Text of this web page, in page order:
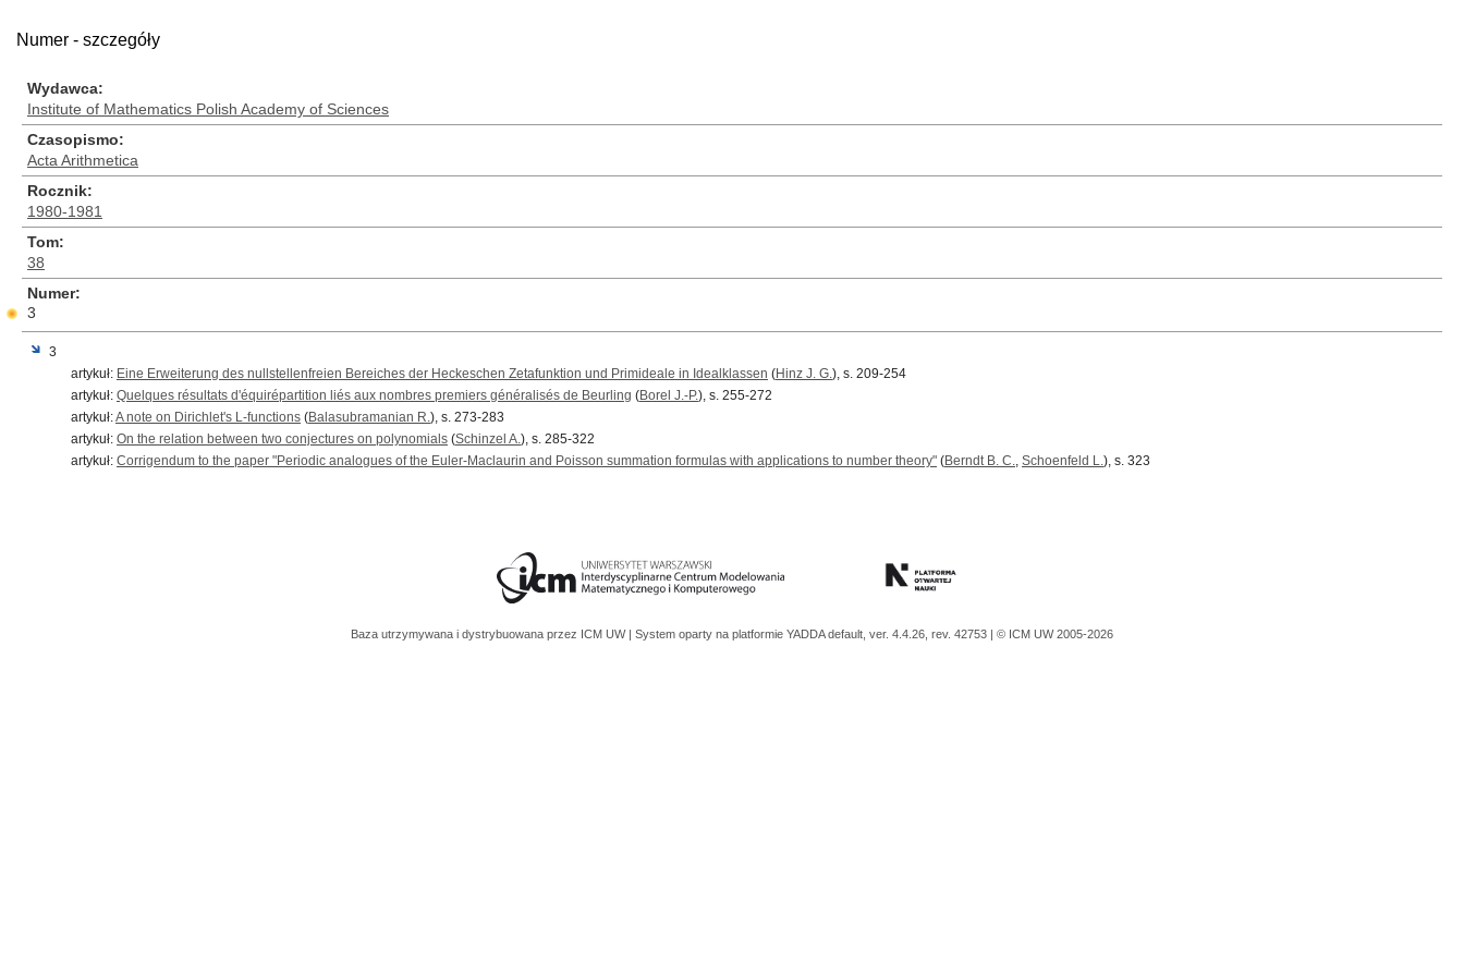
Numer - szczegóły
Wydawca
Institute of Mathematics Polish Academy of Sciences
Czasopismo
Acta Arithmetica
Rocznik
1980-1981
Tom
38
Numer
3
3
artykuł: Eine Erweiterung des nullstellenfreien Bereiches der Heckeschen Zetafunktion und Primideale in Idealklassen (Hinz J. G.), s. 209-254
artykuł: Quelques résultats d'équirépartition liés aux nombres premiers généralisés de Beurling (Borel J.-P.), s. 255-272
artykuł:A note on Dirichlet's L-functions (Balasubramanian R.), s. 273-283
artykuł: On the relation between two conjectures on polynomials (Schinzel A.), s. 285-322
artykuł: Corrigendum to the paper "Periodic analogues of the Euler-Maclaurin and Poisson summation formulas with applications to number theory" (Berndt B. C., Schoenfeld L.), s. 323
Baza utrzymywana i dystrybuowana przez ICM UW | System oparty na platformie YADDAdefault, ver. 4.4.26, rev. 42753 | © ICM UW 2005-2026